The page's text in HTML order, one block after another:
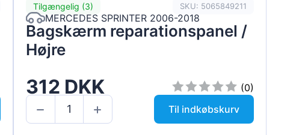
Tilgængelig (3) SKU: 5065849211
MERCEDES SPRINTER 2006-2018
Bagskærm reparationspanel /
Højre
312 DKK
(0)
Til indkøbskurv